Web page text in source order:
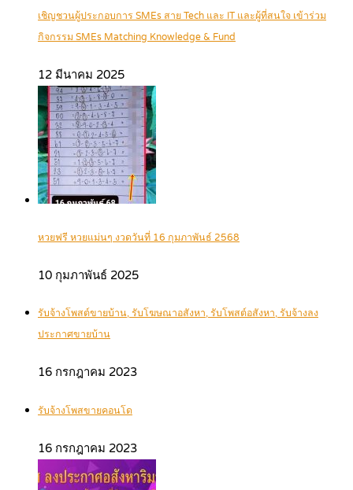
เชิญชวนผู้ประกอบการ SMEs สาย Tech และ IT และผู้ที่สนใจ เข้าร่วม
กิจกรรม SMEs Matching Knowledge & Fund
12 มีนาคม 2025
หวยฟรี หวยแม่นๆ งวดวันที่ 16 กุมภาพันธ์ 2568
10 กุมภาพันธ์ 2025
รับจ้างโพสต์ขายบ้าน, รับโฆษณาอสังหา, รับโพสต์อสังหา, รับจ้างลง
ประกาศขายบ้าน
16 กรกฎาคม 2023
รับจ้างโพสขายคอนโด
16 กรกฎาคม 2023